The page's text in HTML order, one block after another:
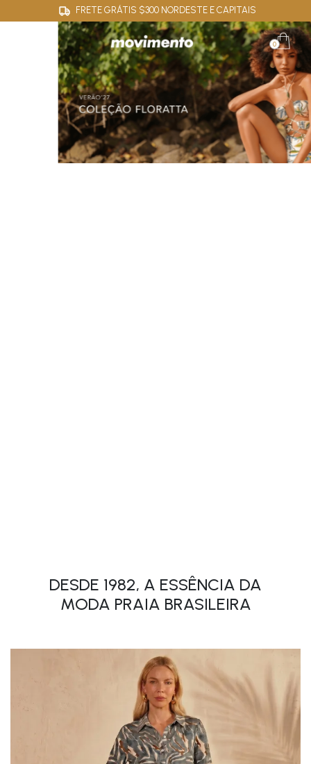
FRETE GRÁTIS $300 NORDESTE E CAPITAIS
0
DESDE 1982, A ESSÊNCIA DA
MODA PRAIA BRASILEIRA